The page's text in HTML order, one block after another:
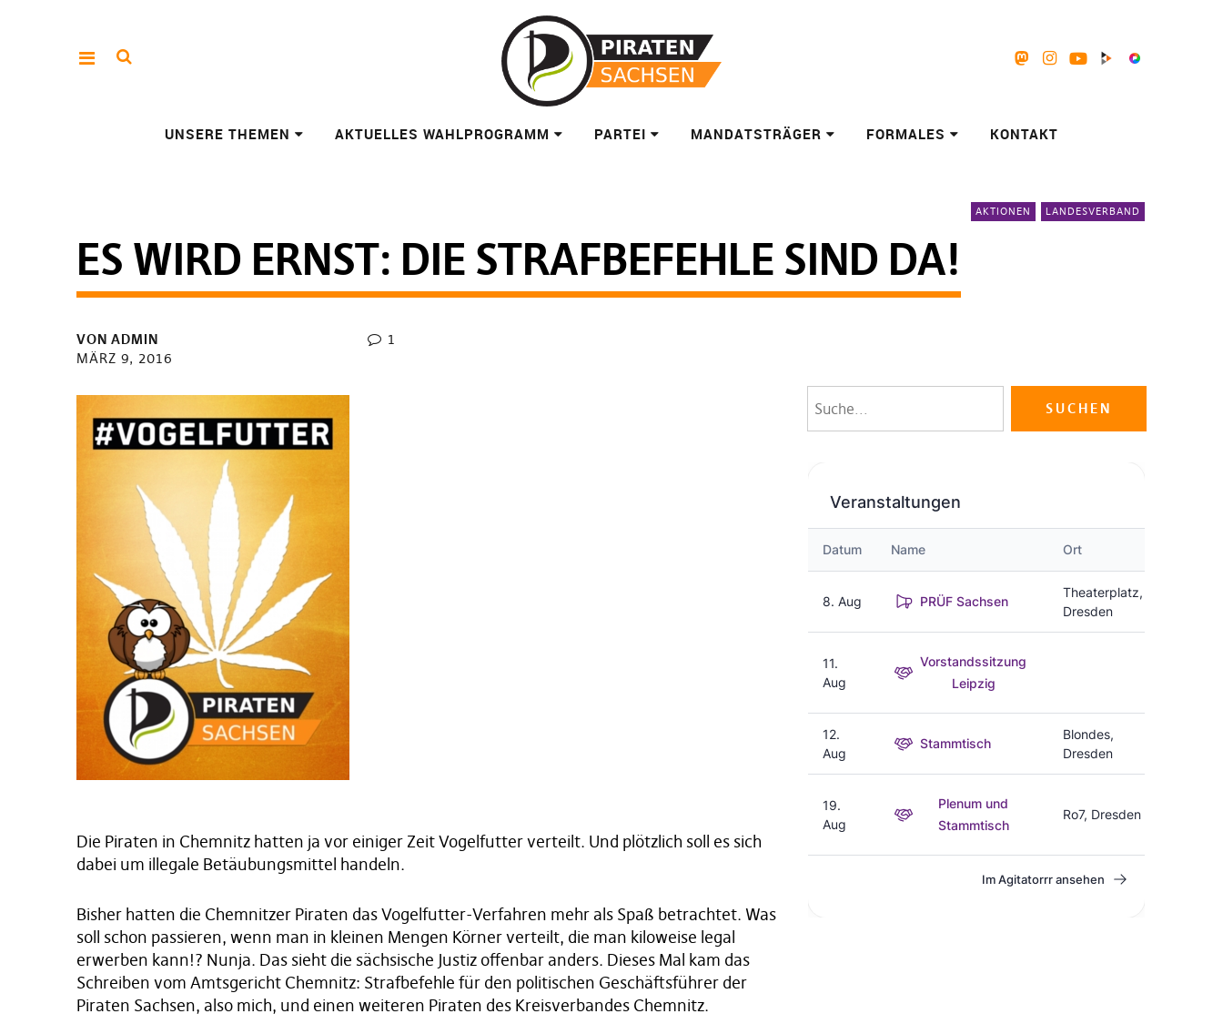
UNSERE THEMEN AKTUELLES WAHLPROGRAMM PARTEI MANDATSTRÄGER FORMALES KONTAKT
AKTIONEN LANDESVERBAND
ES WIRD ERNST: DIE STRAFBEFEHLE SIND DA!
VON ADMIN
MÄRZ 9, 2016
1
Die Piraten in Chemnitz hatten ja vor einiger Zeit Vogelfutter verteilt. Und plötzlich soll es sich
dabei um illegale Betäubungsmittel handeln.
Bisher hatten die Chemnitzer Piraten das Vogelfutter-Verfahren mehr als Spaß betrachtet. Was
soll schon passieren, wenn man in kleinen Mengen Körner verteilt, die man kiloweise legal
erwerben kann!? Nunja. Das sieht die sächsische Justiz offenbar anders. Dieses Mal kam das
Schreiben vom Amtsgericht Chemnitz: Strafbefehle für den politischen Geschäftsführer der
Piraten Sachsen, also mich, und einen weiteren Piraten des Kreisverbandes Chemnitz.